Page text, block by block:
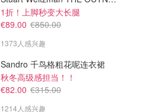
1折！上脚秒变大长腿
€89.00 €850.00
1373人感兴趣
Sandro 千鸟格粗花呢连衣裙
秋冬高级感担当！！
€82.00 €315.00
1214人感兴趣